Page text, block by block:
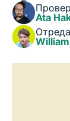
Как
вашего
Риски
Как
экрана
Ata